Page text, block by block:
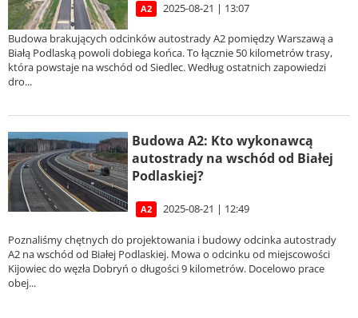
A2 2025-08-21 | 13:07
Budowa brakujących odcinków autostrady A2 pomiędzy Warszawą a
Białą Podlaską powoli dobiega końca. To łącznie 50 kilometrów trasy,
która powstaje na wschód od Siedlec. Według ostatnich zapowiedzi
dro...
Budowa A2: Kto wykonawcą
autostrady na wschód od Białej
Podlaskiej?
A2 2025-08-21 | 12:49
Poznaliśmy chętnych do projektowania i budowy odcinka autostrady
A2 na wschód od Białej Podlaskiej. Mowa o odcinku od miejscowości
Kijowiec do węzła Dobryń o długości 9 kilometrów. Docelowo prace
obej...